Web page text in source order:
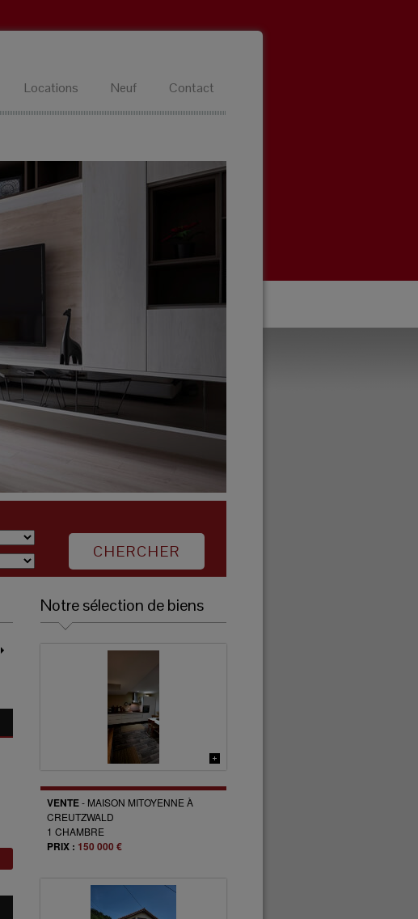
Locations Neuf Contact
Notre sélection de biens
VENTE- MAISON MITOYENNE À
CREUTZWALD
1 CHAMBRE
PRIX : 150 000 €